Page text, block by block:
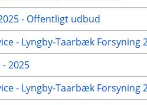
- Offentligt udbud
- Lyngby-Taarbæk Forsyning
2025
- Lyngby-Taarbæk Forsyning